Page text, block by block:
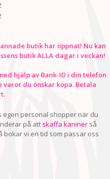
butik har öppnat! Nu kan
butik ALLA dagar i veckan!
hjälp av Bank-ID i din telefon
varor du önskar köpa. Betala
egen personal shopper när du
på att skaffa kaninerså
bokar vi en tid som passar oss